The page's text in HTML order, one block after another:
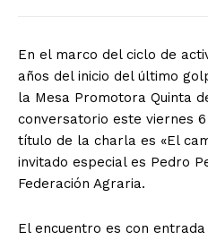
En el marco del ciclo de
años del inicio del último
la Mesa Promotora Quinta
conversatorio este viernes
título de la charla es «El
invitado especial es Pedro
Federación Agraria.
El encuentro es con